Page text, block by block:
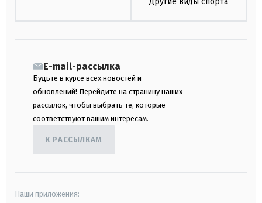
E-mail-рассылка
Будьте в курсе всех новостей и
обновлений! Перейдите на страницу наших
рассылок, чтобы выбрать те, которые
соответствуют вашим интересам.
К РАССЫЛКАМ
Наши приложения: